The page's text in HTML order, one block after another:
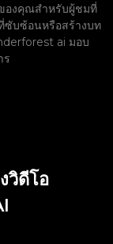
องคุณสำหรับผู้ชมที่
ซับซ้อนหรือสร้างบท
ai มอบ
ร
วิดีโอ